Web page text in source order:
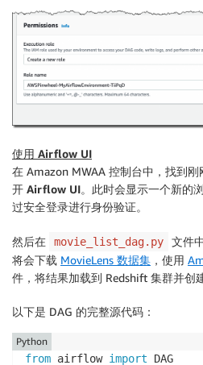
使用 Airflow UI
在 Amazon MWAA 控制台中，找到
开 Airflow UI。此时会显示一个新的
过安全登录进行身份验证。
然后在 movie_list_dag.py
文件
将会下载 MovieLens 数据集 ，使用
件，将结果加载到 Redshift 集群并创
以下是 DAG 的完整源代码：
from airflow import
Python